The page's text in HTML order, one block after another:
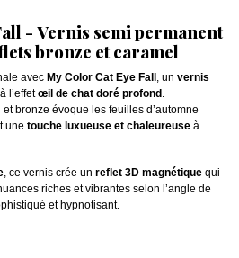
- Vernis semi permanent
bronze et caramel
avec My Color Cat Eye Fall , un vernis
à l’effetœil de chat doré profond .
bronze évoque les feuilles d’automne
une touche luxueuse et chaleureuse à
, ce vernis crée un reflet 3D magnétique qui
riches et vibrantes selon l’angle de
et hypnotisant.